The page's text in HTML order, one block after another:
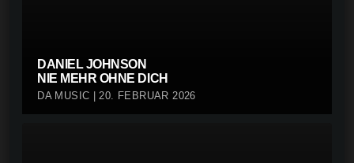
DANIEL JOHNSON
NIE MEHR OHNE DICH
DA MUSIC | 20. FEBRUAR 2026